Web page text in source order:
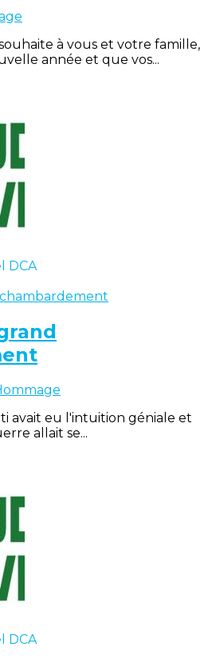
à vous et votre famille,
année et que vos...
DCA
avait eu l'intuition géniale et
allait se...
DCA